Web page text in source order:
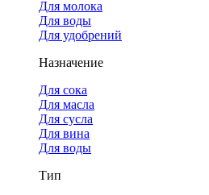
Для молока
Для воды
Для удобрений
Назначение
Для сока
Для масла
Для сусла
Для вина
Для воды
Тип